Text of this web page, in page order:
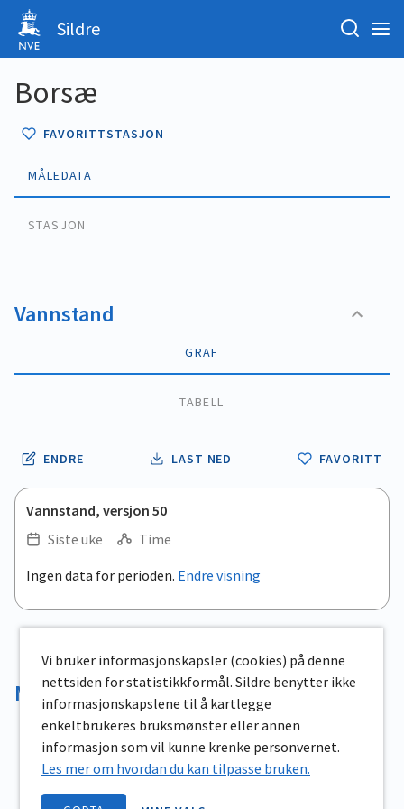
Sildre
Borsæ
FAVORITTSTASJON
MÅLEDATA
STASJON
Vannstand
GRAF
TABELL
ENDRE LAST NED FAVORITT
Vannstand, versjon 50
Siste uke
Time
.
View as data table, .
Ingen data for perioden. Endre visning
Magasinvolum
Vi bruker informasjonskapsler (cookies) på denne
nettsiden for statistikkformål. Sildre benytter ikke
informasjonskapslene til å kartlegge
enkeltbrukeres bruksmønster eller annen
informasjon som vil kunne krenke personvernet.
Les mer om hvordan du kan tilpasse bruken.